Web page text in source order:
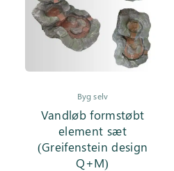
Byg selv
Vandløb formstøbt
element sæt
(Greifenstein design
Q+M)